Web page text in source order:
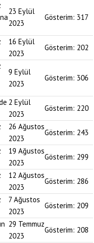
23 Eylül
2023
Gösterim: 317
16 Eylül
2023
Gösterim: 202
9 Eylül
2023
Gösterim: 306
2 Eylül
2023
Gösterim: 220
26 Ağustos
2023
Gösterim: 243
19 Ağustos
2023
Gösterim: 299
12 Ağustos
2023
Gösterim: 286
7 Ağustos
2023
Gösterim: 209
29 Temmuz
2023
Gösterim: 208